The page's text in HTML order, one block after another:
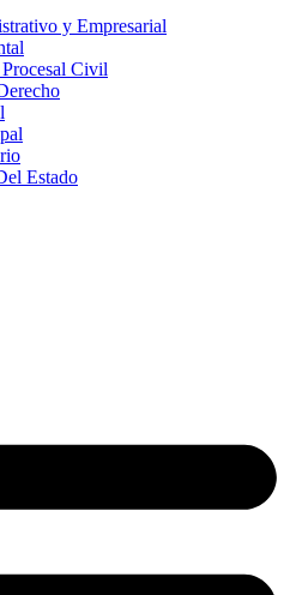
y Empresarial
Civil
Estado